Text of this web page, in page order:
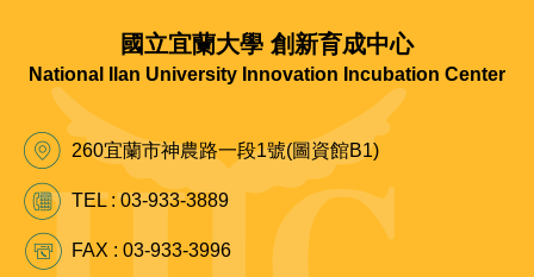
國立宜蘭大學 創新育成中心
National Ilan University Innovation Incubation Center
260宜蘭市神農路一段1號(圖資館B1)
TEL : 03-933-3889
FAX : 03-933-3996